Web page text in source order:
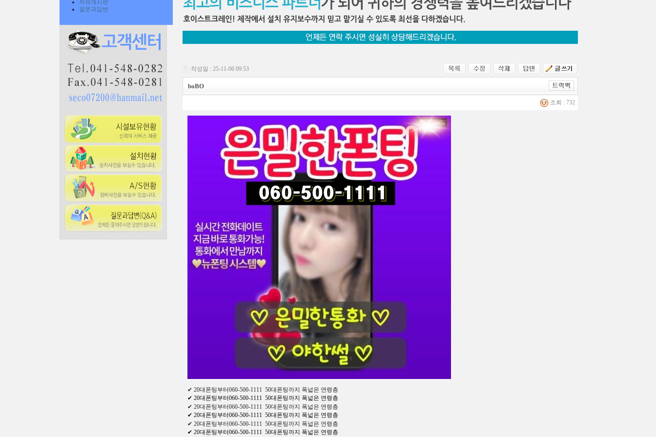
자유게시판
질문과답변
작성일 : 25-11-06 09:53
boBO
조회 : 732
✔ 20대폰팅부터060-500-1111 50대폰팅까지 폭넓은 연령층
✔ 20대폰팅부터060-500-1111 50대폰팅까지 폭넓은 연령층
✔ 20대폰팅부터060-500-1111 50대폰팅까지 폭넓은 연령층
✔ 20대폰팅부터060-500-1111 50대폰팅까지 폭넓은 연령층
✔ 20대폰팅부터060-500-1111 50대폰팅까지 폭넓은 연령층
✔ 20대폰팅부터060-500-1111 50대폰팅까지 폭넓은 연령층